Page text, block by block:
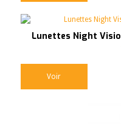
Lunettes Night
Voir